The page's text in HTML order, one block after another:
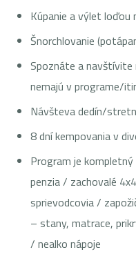
Kúpanie a výlet loďou
Šnorchlovanie
Spoznáte a
nemajú v programe/
Návšteva dedín/
8 dní kempovania v
Program je
penzia / zachovalé
sprievodcovia /
– stany, matrace,
/ nealko nápoje